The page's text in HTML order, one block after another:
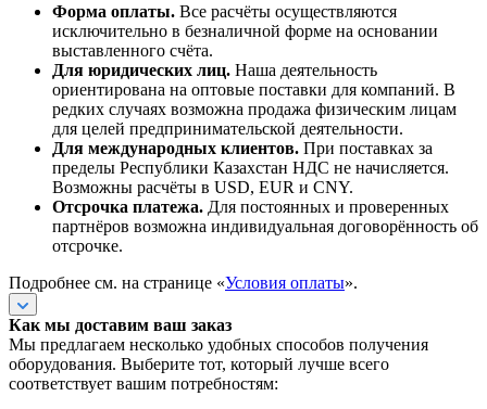
Форма оплаты. Все расчёты осуществляются
исключительно в безналичной форме на основании
выставленного счёта.
Для юридических лиц. Наша деятельность
ориентирована на оптовые поставки для компаний. В
редких случаях возможна продажа физическим лицам
для целей предпринимательской деятельности.
Для международных клиентов. При поставках за
пределы Республики Казахстан НДС не начисляется.
Возможны расчёты в USD, EUR и CNY.
Отсрочка платежа. Для постоянных и проверенных
партнёров возможна индивидуальная договорённость об
отсрочке.
Подробнее см. на странице «Условия оплаты».
Как мы доставим ваш заказ
Мы предлагаем несколько удобных способов получения
оборудования. Выберите тот, который лучше всего
соответствует вашим потребностям: